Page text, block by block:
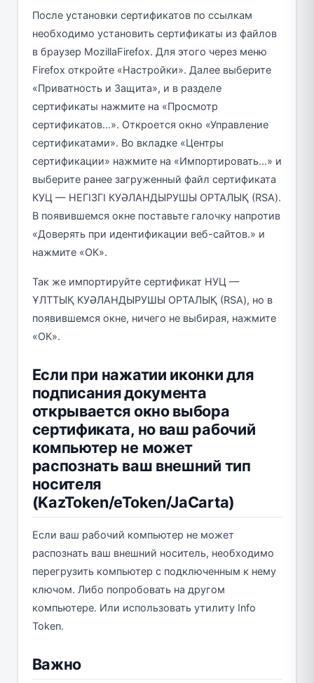
После установки сертификатов по ссылкам
необходимо установить сертификаты из файлов
в браузер MozillaFirefox. Для этого через меню
Firefox откройте «Настройки». Далее выберите
«Приватность и Защита», и в разделе
сертификаты нажмите на «Просмотр
сертификатов…». Откроется окно «Управление
сертификатами». Во вкладке «Центры
сертификации» нажмите на «Импортировать…» и
выберите ранее загруженный файл сертификата
КУЦ — НЕГІЗГІ КУӘЛАНДЫРУШЫ ОРТАЛЫҚ (RSA).
В появившемся окне поставьте галочку напротив
«Доверять при идентификации веб-сайтов.» и
нажмите «ОК».
Так же импортируйте сертификат НУЦ —
ҰЛТТЫҚ КУӘЛАНДЫРУШЫ ОРТАЛЫҚ (RSA), но в
появившемся окне, ничего не выбирая, нажмите
«ОК».
Если при нажатии иконки для
подписания документа
открывается окно выбора
сертификата, но ваш рабочий
компьютер не может
распознать ваш внешний тип
носителя
(KazToken/eToken/JaCarta)
Если ваш рабочий компьютер не может
распознать ваш внешний носитель, необходимо
перегрузить компьютер с подключенным к нему
ключом. Либо попробовать на другом
компьютере. Или использовать утилиту Info
Token.
Важно